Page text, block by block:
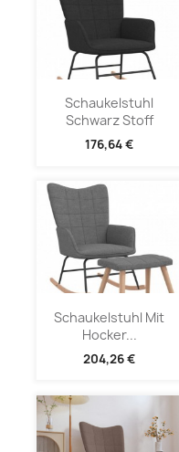
Schaukelstuhl
Schwarz Stoff
176,64 €
Schaukelstuhl Mit
Hocker...
204,26 €